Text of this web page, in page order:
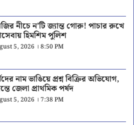
নীচে ন’টি জ্যান্ত গোরু! পাচার রুখে
হিমশিম পুলিশ
5, 2026 । 8:50 PM
নাম ভাঙিয়ে প্রশ্ন বিক্রির অভিযোগ,
জেলা প্রাথমিক পর্ষদ
5, 2026 । 7:38 PM